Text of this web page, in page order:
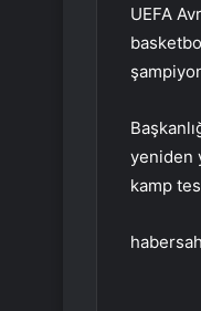
UEFA
yeniden
kamp